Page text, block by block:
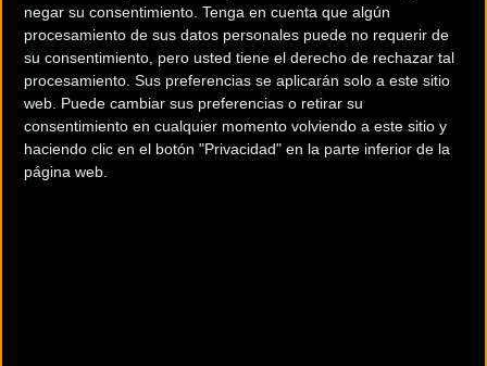
negar su consentimiento. Tenga en cuenta que algún
procesamiento de sus datos personales puede no requerir de
su consentimiento, pero usted tiene el derecho de rechazar tal
procesamiento. Sus preferencias se aplicarán solo a este sitio
web. Puede cambiar sus preferencias o retirar su
consentimiento en cualquier momento volviendo a este sitio y
haciendo clic en el botón "Privacidad" en la parte inferior de la
página web.
¿Eres el propietario de esta tienda? Descubre cómo
hacerte tienda
Premium para llegar a más clientes.
Comercios Bz Premium
ESCAPA BARCELONA NORD